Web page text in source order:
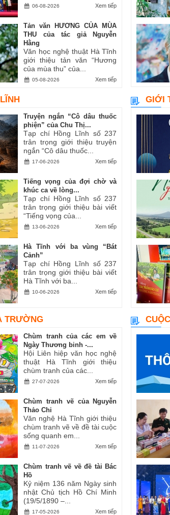
Xem tiếp
06-08-2026
Tản văn HƯƠNG CỦA MÙA
THU của tác giả Nguyễn
Hằng
Văn học nghệ thuật Hà Tĩnh
giới thiệu tản văn “Hương
của mùa thu” của...
Xem tiếp
05-08-2026
Truyện ngắn “Cô dâu thuốc
phiện” của Chu Thị...
Tạp chí Hồng Lĩnh số 237
trân trọng giới thiệu truyện
ngắn “Cô dâu thuốc...
Xem tiếp
17-06-2026
Tiếng vọng của đợi chờ và
khúc ca về lòng...
Tạp chí Hồng Lĩnh số 237
trân trọng giới thiệu bài viết
“Tiếng vọng của...
Xem tiếp
13-06-2026
Hà Tĩnh với ba vùng “Bát
Cảnh”
Tạp chí Hồng Lĩnh số 237
trân trọng giới thiệu bài viết
Hà Tĩnh với ba...
Xem tiếp
10-06-2026
GIỚI
TRƯỜNG
Chùm tranh của các em về
Ngày Thương binh -...
Hội Liên hiệp văn học nghệ
thuật Hà Tĩnh giới thiệu
chùm tranh của các...
Xem tiếp
27-07-2026
Chùm tranh vẽ của Nguyễn
Thảo Chi
Văn nghệ Hà Tĩnh giới thiệu
chùm tranh vẽ về đề tài cuộc
sống quanh em...
Xem tiếp
11-07-2026
Chùm tranh vẽ về đề tài Bác
Hồ
Kỷ niệm 136 năm Ngày sinh
nhật Chủ tịch Hồ Chí Minh
(19/5/1890 –...
Xem tiếp
17-05-2026